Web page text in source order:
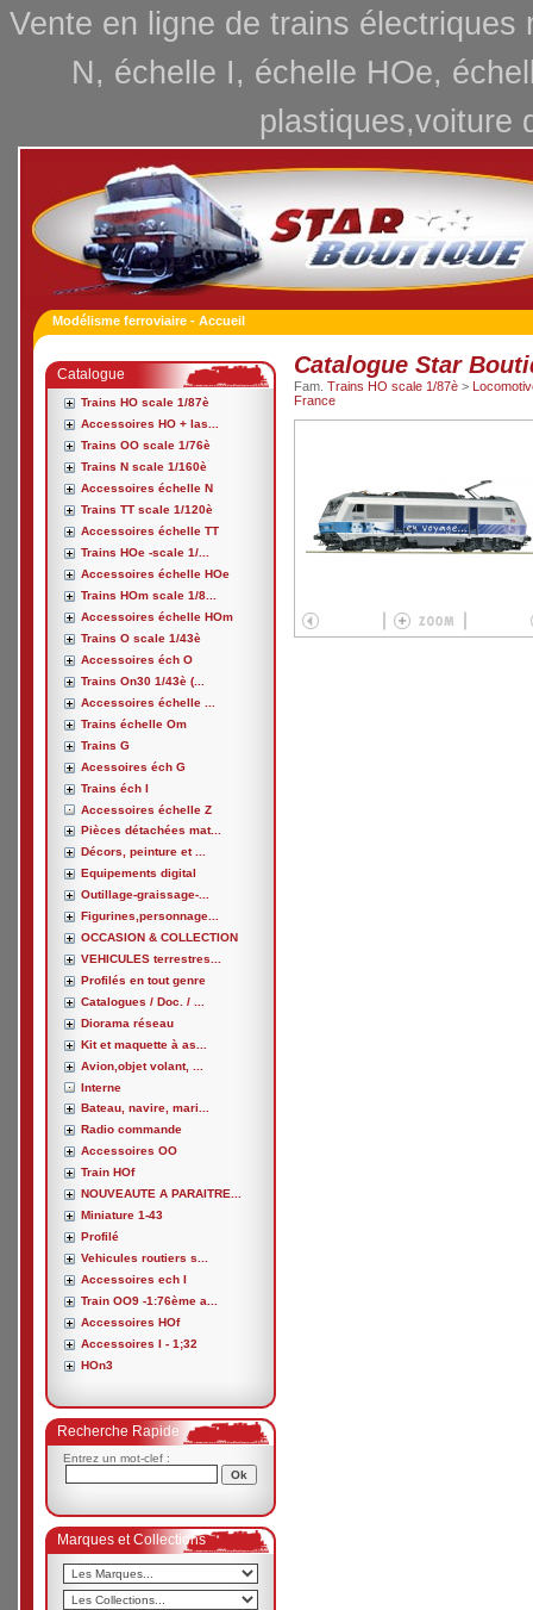
Vente en ligne de trains
N, échelle I, échelle HOe,
plastiques,voiture
Modélisme ferroviaire - Accueil
Catalogue
Trains HO scale 1/87è
Accessoires HO + las...
Trains OO scale 1/76è
Trains N scale 1/160è
Accessoires échelle N
Trains TT scale 1/120è
Accessoires échelle TT
Trains HOe -scale 1/...
Accessoires échelle HOe
Trains HOm scale 1/8...
Accessoires échelle HOm
Trains O scale 1/43è
Accessoires éch O
Trains On30 1/43è (...
Accessoires échelle ...
Trains échelle Om
Trains G
Acessoires éch G
Trains éch I
Accessoires échelle Z
Pièces détachées mat...
Décors, peinture et ...
Equipements digital
Outillage-graissage-...
Figurines,personnage...
OCCASION & COLLECTION
VEHICULES terrestres...
Profilés en tout genre
Catalogues / Doc. / ...
Diorama réseau
Kit et maquette à as...
Avion,objet volant, ...
Interne
Bateau, navire, mari...
Radio commande
Accessoires OO
Train HOf
NOUVEAUTE A PARAITRE...
Miniature 1-43
Profilé
Vehicules routiers s...
Accessoires ech I
Train OO9 -1:76ème a...
Accessoires HOf
Accessoires I - 1;32
HOn3
Recherche Rapide
Entrez un mot-clef :
Marques et Collections
Catalogue Star
Fam. Trains HO scale 1/87è >
France